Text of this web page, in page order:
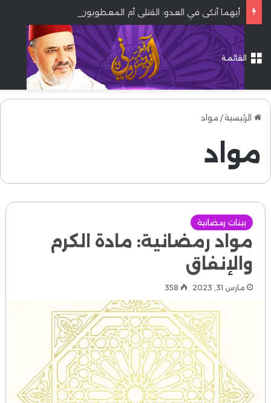
أيهما أنكى في العدو: القتلى أم المعطوبون؟
القائمة
الرئيسية/ مواد
مواد
بينات رمضانية
مواد رمضانية: مادة الكرم
والإنفاق
مارس 31, 2023 358